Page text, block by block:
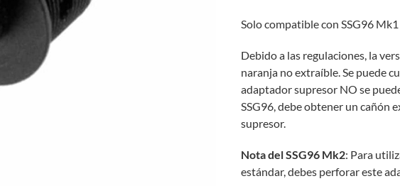
Solo compatible con SSG96
Debido a las regulaciones, la
naranja no extraíble. Se puede
adaptador supresor NO se
SSG96, debe obtener un cañón
supresor.
Nota del SSG96 Mk2: Para
estándar, debes perforar este